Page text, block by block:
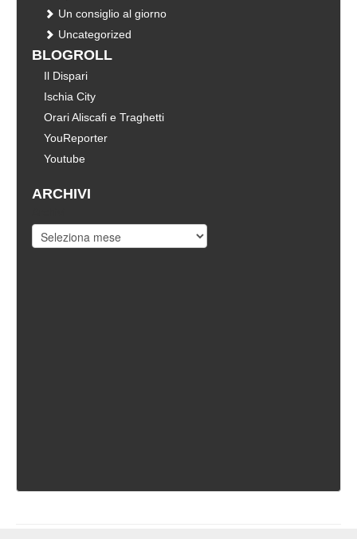
Un consiglio al giorno
Uncategorized
BLOGROLL
Il Dispari
Ischia City
Orari Aliscafi e Traghetti
YouReporter
Youtube
ARCHIVI